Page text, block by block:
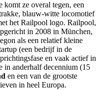
komt ze overal tegen, een
blauw-witte locomotief
het Railpool logo. Railpool,
in 2008 in München,
als een relatief kleine
(een bedrijf in de
en vaak actief in
in anderhalf decennium (15
en een van de grootste
in heel Europa.